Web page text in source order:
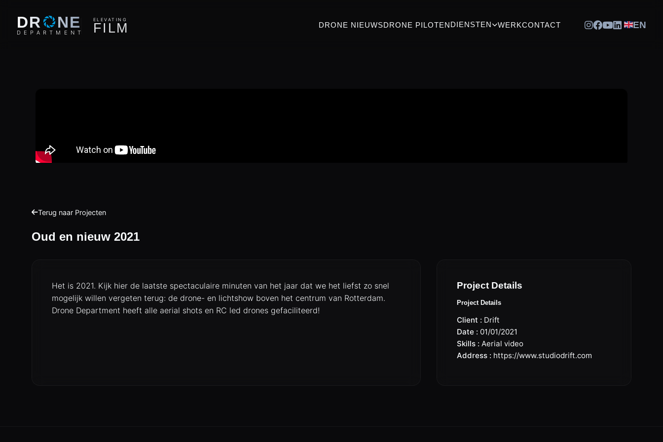
DRO NE
D E P A R T M E N T
ELEVATING
FI LM DRONE NIEUWSDRONE PILOTENDIENSTEN WERKCONTACT EN
Terug naar Projecten
Oud en nieuw 2021
Het is 2021. Kijk hier de laatste spectaculaire minuten van het jaar dat we het liefst zo snel
mogelijk willen vergeten terug: de drone- en lichtshow boven het centrum van Rotterdam.
Drone Department heeft alle aerial shots en RC led drones gefaciliteerd!
Project Details
Project Details
Client : Drift
Date : 01/01/2021
Skills : Aerial video
Address : https://www.studiodrift.com